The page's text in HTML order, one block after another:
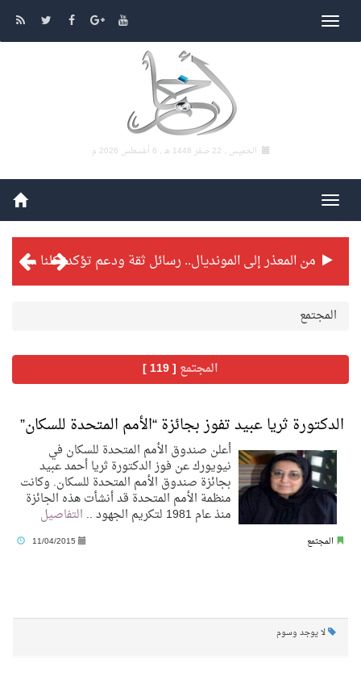
الخميس , 22 صفر 1448 هـ , 6 أغسطس 2026 م
من المعذر إلى المونديال.. رسائل ثقة ودعم تؤكد: كلنا مع الأخضر
بطولة بلدية الجبيل الرمضانية تواصل منافساتها بمستويات فنية عالية
تنافس قوي بين كبرى الإسطبلات في ثاني أسابيع موسم سباقات الرياض
سيل الخير يروي ملاعب الكوكب
المجتمع
المجتمع [ 119 ]
الدكتورة ثريا عبيد تفوز بجائزة “الأمم المتحدة للسكان”
أعلن صندوق الأمم المتحدة للسكان في
نيويورك عن فوز الدكتورة ثريا أحمد عبيد
بجائزة صندوق الأمم المتحدة للسكان. وكانت
منظمة الأمم المتحدة قد أنشأت هذه الجائزة
منذ عام 1981 لتكريم الجهود .. التفاصيل
المجتمع 11/04/2015
لا يوجد وسوم